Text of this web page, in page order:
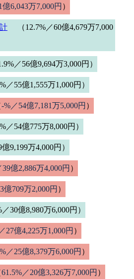
億6,043万7,000円 ）
（12.7%／60億4,679万7,000
／56億9,694万3,000円）
／55億1,555万1,000円）
-%／54億7,181万5,000円 ）
／54億775万8,000円）
億9,199万4,000円）
39億2,886万4,000円 ）
億709万2,000円 ）
／30億8,980万6,000円）
27億4,225万1,000円 ）
／25億8,379万6,000円 ）
61.5%／20億3,326万7,000円 ）